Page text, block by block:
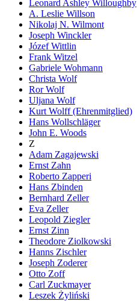
Leonard Ashley Willoughby
A. Leslie Willson
Nikolaj N. Wilmont
Joseph Winckler
Józef Wittlin
Frank Witzel
Gabriele Wohmann
Christa Wolf
Ror Wolf
Uljana Wolf
Kurt Wolff (Ehrenmitglied)
Hans Wollschläger
John E. Woods
Z
Adam Zagajewski
Ernst Zahn
Roberto Zapperi
Hans Zbinden
Bernhard Zeller
Eva Zeller
Leopold Ziegler
Ernst Zinn
Theodore Ziolkowski
Hanns Zischler
Joseph Zoderer
Otto Zoff
Carl Zuckmayer
Leszek Żyliński